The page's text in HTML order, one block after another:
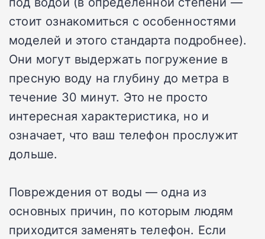
стоит ознакомиться с особенностями
моделей и этого стандарта подробнее).
Они могут выдержать погружение в
пресную воду на глубину до метра в
течение 30 минут. Это не просто
интересная характеристика, но и
означает, что ваш телефон прослужит
дольше.
Повреждения от воды — одна из
основных причин, по которым людям
приходится заменять телефон. Если